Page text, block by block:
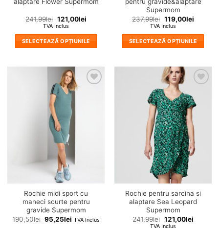
alaptare Flower Supermom
241,99lei 121,00lei
TVA Inclus
SELECTEAZĂ OPȚIUNILE
are
mai
multe
variații.
Opțiunile
pot
fi
alese
în
pagina
produsului.
pentru gravide&alaptare
Supermom
237,99lei 119,00lei
TVA Inclus
SELECTEAZĂ OPȚIUNILE
are
mai
multe
variații.
Opțiunile
pot
fi
alese
în
pagina
produsului.
Rochie midi sport cu
maneci scurte pentru
gravide Supermom
190,50lei 95,25lei TVA Inclus
Adauga
in
wishlist!
Rochie pentru sarcina si
alaptare Sea Leopard
Supermom
241,99lei 121,00lei
TVA Inclus